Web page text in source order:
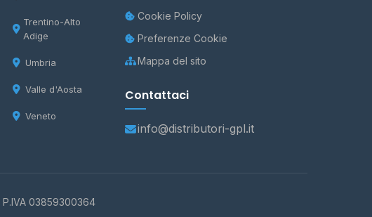
Trentino-Alto
Adige
Umbria
Valle d'Aosta
Veneto
Cookie Policy
Preferenze Cookie
Mappa del sito
Contattaci
info@distributori-gpl.it
P.IVA 03859300364